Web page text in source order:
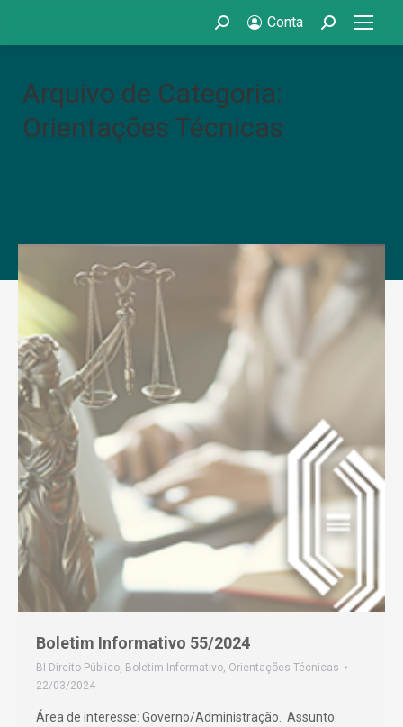
Search: Conta Search:
Arquivo de Categoria:
Orientações Técnicas
Boletim Informativo 55/2024
BI Direito Público, Boletim Informativo, Orientações Técnicas
22/03/2024
Área de interesse: Governo/Administração. Assunto: